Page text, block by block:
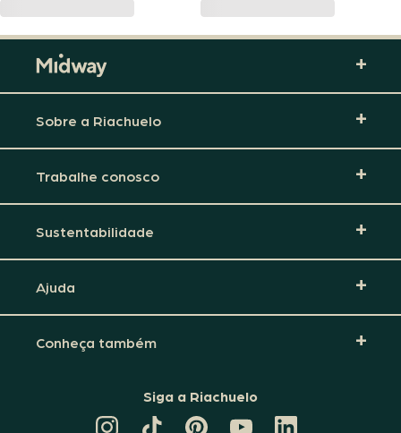
Sobre a Riachuelo
Trabalhe conosco
Sustentabilidade
Ajuda
Conheça também
Siga a Riachuelo
CANAL